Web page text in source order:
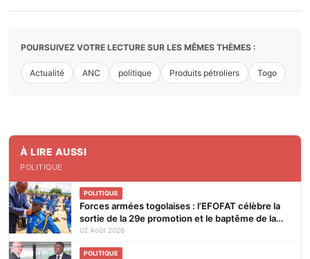
POURSUIVEZ VOTRE LECTURE SUR LES MÊMES THÈMES :
Actualité ANC politique Produits pétroliers Togo
À LIRE AUSSI
POLITIQUE
POLITIQUE
Forces armées togolaises : l’EFOFAT célèbre la
sortie de la 29e promotion et le baptême de la
30e
02 Août 2026
POLITIQUE